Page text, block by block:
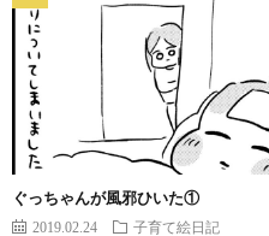
ぐっちゃんが風邪ひいた①
2019.02.24 子育て絵日記